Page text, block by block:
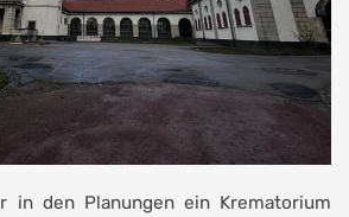
in den Planungen ein Krematorium